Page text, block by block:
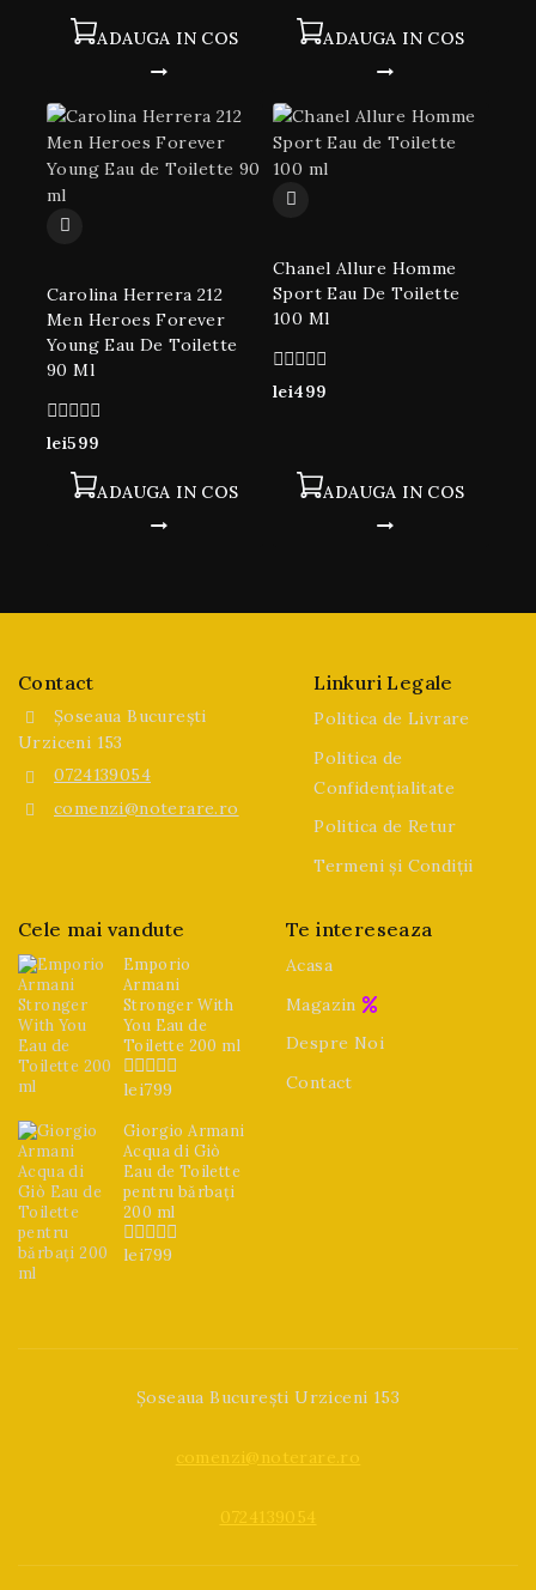
ADAUGA IN COS ADAUGA IN COS
Carolina Herrera 212
Men Heroes Forever
Young Eau De Toilette
90 Ml
0
lei599
ADAUGA IN COS
Chanel Allure Homme
Sport Eau De Toilette
100 Ml
0
lei499
ADAUGA IN COS
Contact
Șoseaua București
Urziceni 153
0724139054
comenzi@noterare.ro
Linkuri Legale
Politica de Livrare
Politica de
Confidențialitate
Politica de Retur
Termeni și Condiții
Cele mai vandute
Emporio
Armani
Stronger With
You Eau de
Toilette 200 ml
0
5
lei799
Giorgio Armani
Acqua di Giò
Eau de Toilette
pentru bărbați
200 ml
0
lei799
Te intereseaza
Acasa
Magazin
Despre Noi
Contact
Șoseaua București Urziceni 153
comenzi@noterare.ro
0724139054